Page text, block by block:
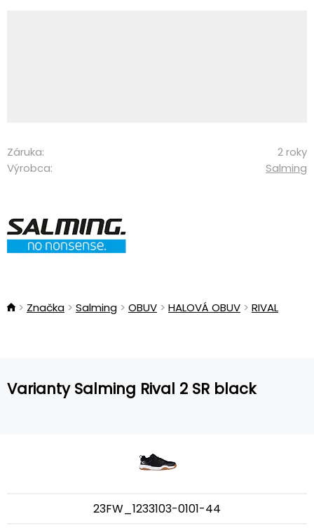
Záruka:
2 roky
Výrobca:
Salming
Značka Salming OBUV HALOVÁ OBUV RIVAL
Varianty Salming Rival 2 SR black
23FW_1233103-0101-44